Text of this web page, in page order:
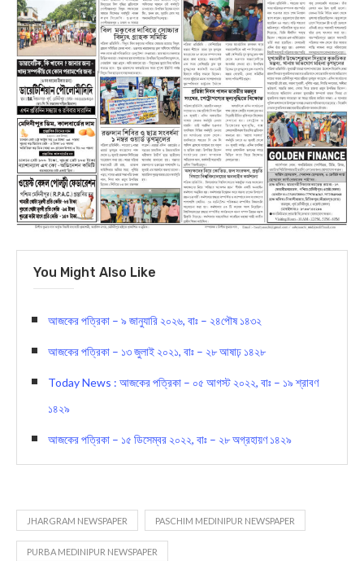
You Might Also Like
আজকের পত্রিকা – ৯ জানুযারি ২০২৬, বাঃ – ২৪পৌষ ১৪৩২
আজকের পত্রিকা – ১৩ জুলাই ২০২১, বাঃ – ২৮ আষাঢ় ১৪২৮
Today News : আজকের পত্রিকা – ০৫ আগস্ট ২০২২, বাঃ – ১৯ শ্রাবণ
১৪২৯
আজকের পত্রিকা – ১৫ ডিসেম্বর ২০২২, বাঃ – ২৮ অগ্রহায়ণ ১৪২৯
JHARGRAM NEWSPAPER PASCHIM MEDINIPUR NEWSPAPER
PURBA MEDINIPUR NEWSPAPER